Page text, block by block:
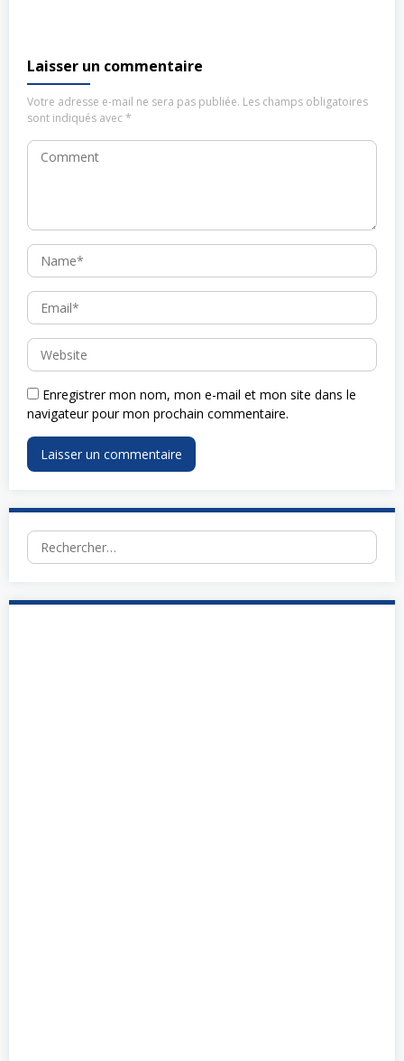
Laisser un commentaire
Votre adresse e-mail ne sera pas publiée. Les champs obligatoires
sont indiqués avec*
Enregistrer mon nom, mon e-mail et mon site dans le
navigateur pour mon prochain commentaire.
Rechercher :